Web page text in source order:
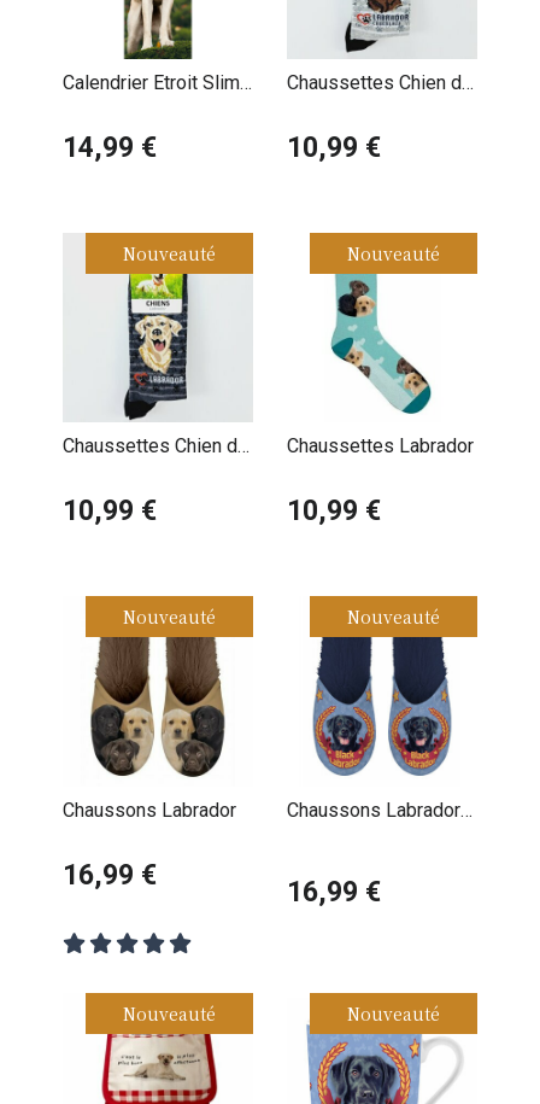
Calendrier Etroit Slim
14,99 €
Chaussettes Chien de
Chocolat
10,99 €
Nouveauté
Chaussettes Chien de
10,99 €
Nouveauté
Chaussettes Labrador
10,99 €
Nouveauté
Chaussons Labrador
16,99 €
Nouveauté
Chaussons Labrador
16,99 €
Nouveauté Nouveauté